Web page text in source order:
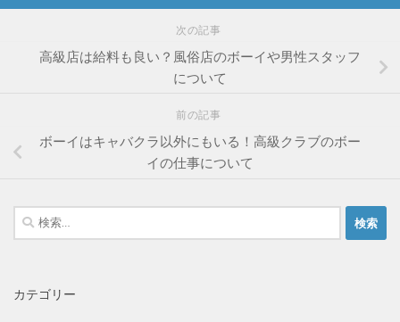
次の記事
高級店は給料も良い？風俗店のボーイや男性スタッフ
について
前の記事
ボーイはキャバクラ以外にもいる！高級クラブのボー
イの仕事について
検
索:
カテゴリー